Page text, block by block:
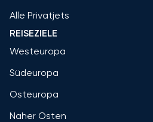
Alle Privatjets
REISEZIELE
Westeuropa
Südeuropa
Osteuropa
Naher Osten